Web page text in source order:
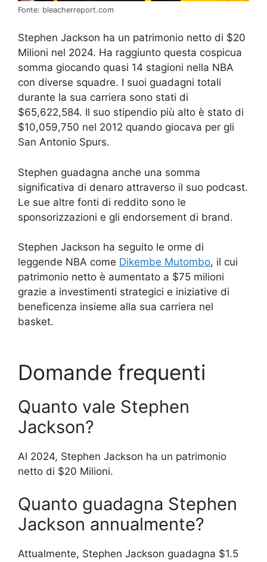
Fonte: bleacherreport.com
Stephen Jackson ha un patrimonio netto di $20
Milioni nel 2024. Ha raggiunto questa cospicua
somma giocando quasi 14 stagioni nella NBA
con diverse squadre. I suoi guadagni totali
durante la sua carriera sono stati di
$65,622,584. Il suo stipendio più alto è stato di
$10,059,750 nel 2012 quando giocava per gli
San Antonio Spurs.
Stephen guadagna anche una somma
significativa di denaro attraverso il suo podcast.
Le sue altre fonti di reddito sono le
sponsorizzazioni e gli endorsement di brand.
Stephen Jackson ha seguito le orme di
leggende NBA come Dikembe Mutombo, il cui
patrimonio netto è aumentato a $75 milioni
grazie a investimenti strategici e iniziative di
beneficenza insieme alla sua carriera nel
basket.
Domande frequenti
Quanto vale Stephen
Jackson?
Al 2024, Stephen Jackson ha un patrimonio
netto di $20 Milioni.
Quanto guadagna Stephen
Jackson annualmente?
Attualmente, Stephen Jackson guadagna $1.5